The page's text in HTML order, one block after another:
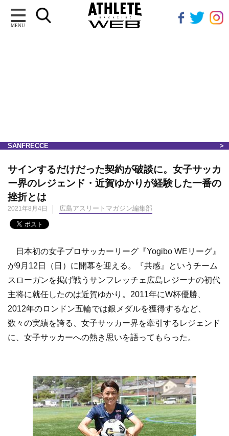
MENU
SANFRECCE
サインするだけだった契約が破談に。女子サッカ
ー界のレジェンド・近賀ゆかりが経験した一番の
挫折とは
2021年8月4日 広島アスリートマガジン編集部
日本初の女子プロサッカーリーグ『Yogibo WEリーグ』
が9月12日（日）に開幕を迎える。『共感』というチーム
スローガンを掲げ戦うサンフレッチェ広島レジーナの初代
主将に就任したのは近賀ゆかり。2011年にW杯優勝、
2012年のロンドン五輪では銀メダルを獲得するなど、
数々の実績を誇る、女子サッカー界を牽引するレジェンド
に、女子サッカーへの熱き思いを語ってもらった。